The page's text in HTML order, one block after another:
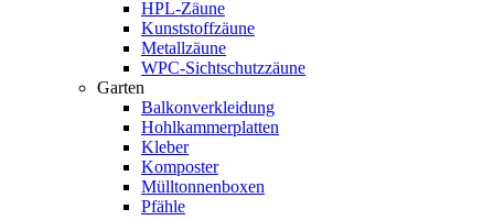
HPL-Zäune
Kunststoffzäune
Metallzäune
WPC-Sichtschutzzäune
Garten
Balkonverkleidung
Hohlkammerplatten
Kleber
Komposter
Mülltonnenboxen
Pfähle